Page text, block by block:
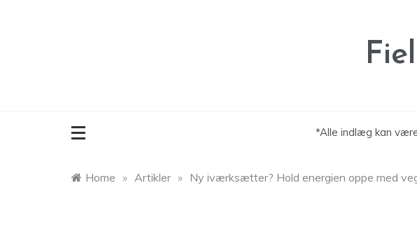
*Alle indlæg kan
Home » Artikler » Ny iværksætter? Hold energien oppe med